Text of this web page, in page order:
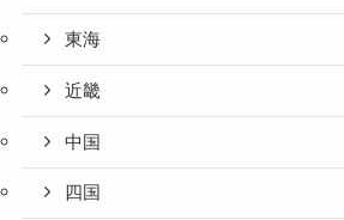
東海
近畿
中国
四国